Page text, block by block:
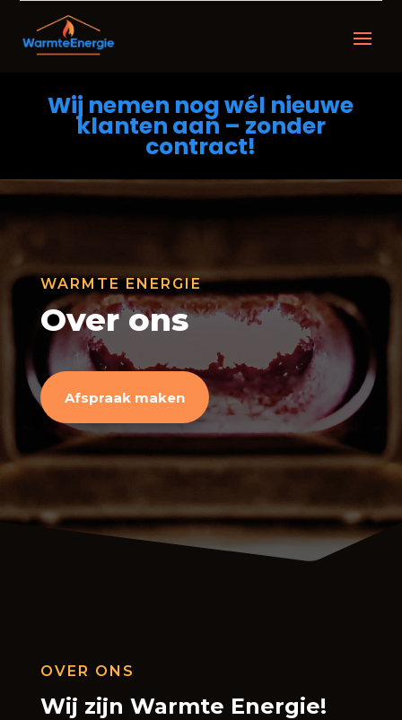
Wij nemen nog wél nieuwe
klanten aan – zonder
contract!
WARMTE ENERGIE
Over ons
Afspraak maken
OVER ONS
Wij zijn Warmte Energie!